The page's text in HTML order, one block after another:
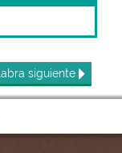
siguiente